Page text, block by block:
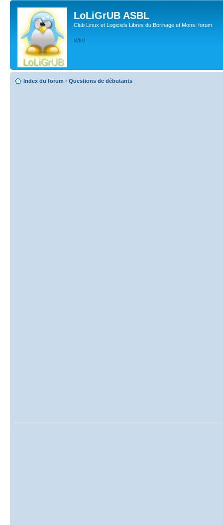
LoLiGrUB ASBL
Club Linux et Logiciels Libres du Borinage et Mons: forum
WIKI
Index du forum ‹ Questions de débutants